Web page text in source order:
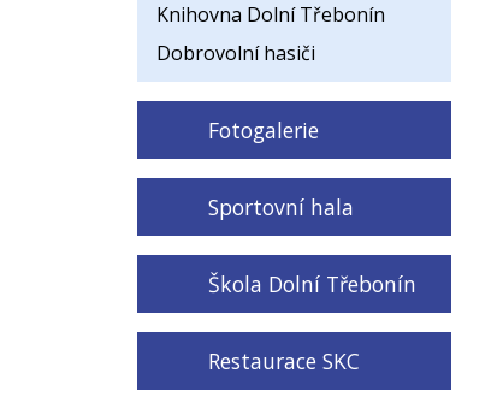
Knihovna Dolní Třebonín
Dobrovolní hasiči
Fotogalerie
Sportovní hala
Škola Dolní Třebonín
Restaurace SKC